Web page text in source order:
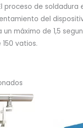
proceso de soldadura
del
máximo de 1,5
vatios.